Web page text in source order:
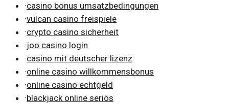
·casino bonus umsatzbedingungen
·vulcan casino freispiele
·crypto casino sicherheit
·joo casino login
·casino mit deutscher lizenz
·online casino willkommensbonus
·online casino echtgeld
·blackjack online seriös